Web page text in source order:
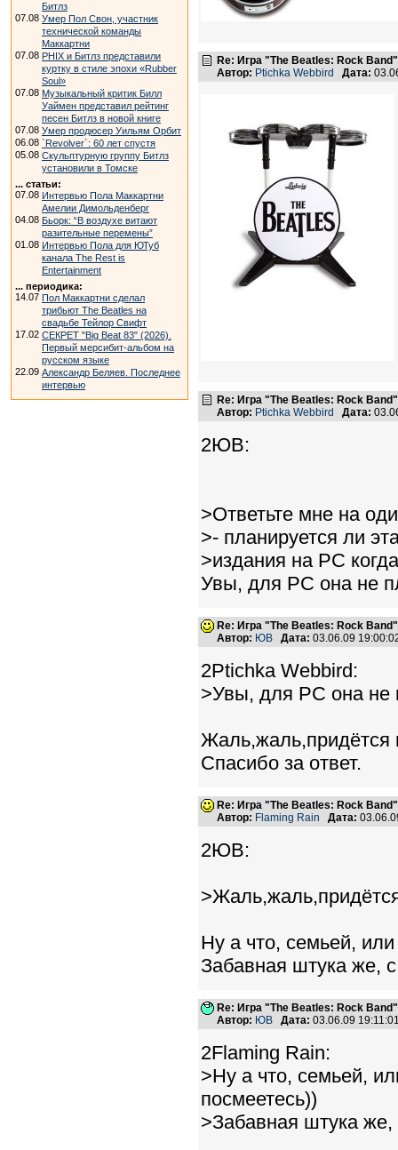
Битлз
07.08 Умер Пол Свон, участник
технической команды
Маккартни
07.08 PHIX и Битлз представили
куртку в стиле эпохи «Rubber
Soul»
07.08 Музыкальный критик Билл
Уаймен представил рейтинг
песен Битлз в новой книге
07.08 Умер продюсер Уильям Орбит
06.08 `Revolver`: 60 лет спустя
05.08 Скульптурную группу Битлз
установили в Томске
... статьи:
07.08 Интервью Пола Маккартни
Амелии Димольденберг
04.08 Бьорк: “В воздухе витают
разительные перемены”
01.08 Интервью Пола для ЮТуб
канала The Rest is
Entertainment
... периодика:
14.07 Пол Маккартни сделал
трибьют The Beatles на
свадьбе Тейлор Свифт
17.02 СЕКРЕТ "Big Beat 83" (2026).
Первый мерсибит-альбом на
русском языке
22.09 Александр Беляев. Последнее
интервью
Re: Игра "The Beatles: Rock Band"
Автор: Ptichka Webbird Дата:
Re: Игра "The Beatles: Rock Band"
Автор: Ptichka Webbird Дата:
2ЮВ:
>Ответьте мне на
>- планируется ли
>издания на PC
Увы, для PC она не
Re: Игра "The Beatles: Rock Band"
Автор: ЮВ Дата: 03.06.09
2Ptichka Webbird:
>Увы, для PC она не
Жаль,жаль,придётся
Спасибо за ответ.
Re: Игра "The Beatles: Rock Band"
Автор: Flaming Rain Дата:
2ЮВ:
Ну а что, семьей,
Забавная штука же,
Re: Игра "The Beatles: Rock Band"
Автор: ЮВ Дата: 03.06.09
2Flaming Rain:
>Ну а что, семьей,
посмеетесь))
>Забавная штука же,